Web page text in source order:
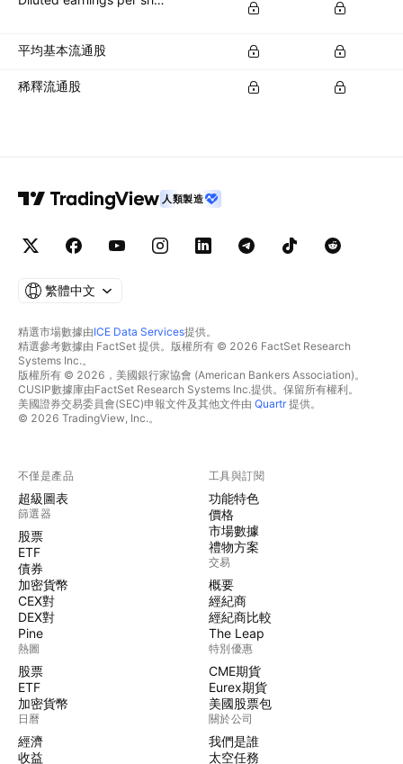
平均基本流通股
稀釋流通股
人類製造
繁體中文
精選市場數據由ICE Data Services提供。
精選參考數據由 FactSet 提供。版權所有 © 2026 FactSet Research
Systems Inc.。
版權所有 © 2026，美國銀行家協會 (American Bankers Association)。
CUSIP數據庫由FactSet Research Systems Inc.提供。保留所有權利。
美國證券交易委員會(SEC)申報文件及其他文件由 Quartr提供。
© 2026 TradingView, Inc.。
不僅是產品
超級圖表
篩選器
股票
ETF
債券
加密貨幣
CEX對
DEX對
Pine
熱圖
股票
ETF
加密貨幣
日曆
經濟
收益
工具與訂閱
功能特色
價格
市場數據
禮物方案
交易
概要
經紀商
經紀商比較
The Leap
特別優惠
CME期貨
Eurex期貨
美國股票包
關於公司
我們是誰
太空任務